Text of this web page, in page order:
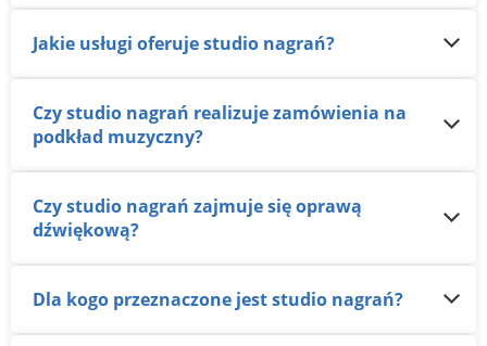
Jakie usługi oferuje studio nagrań?
Czy studio nagrań realizuje zamówienia na
podkład muzyczny?
Czy studio nagrań zajmuje się oprawą
dźwiękową?
Dla kogo przeznaczone jest studio nagrań?